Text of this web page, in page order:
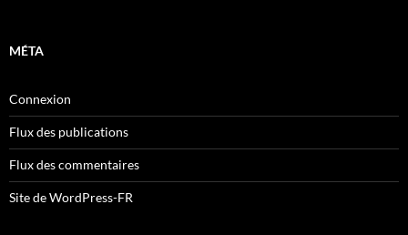
MÉTA
Connexion
Flux des publications
Flux des commentaires
Site de WordPress-FR